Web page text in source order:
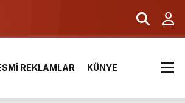
REKLAMLAR KÜNYE